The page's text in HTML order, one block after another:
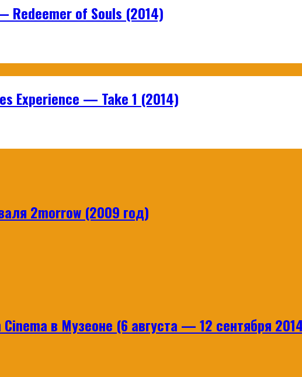
of Souls (2014)
Experience — Take 1 (2014)
2morrow (2009 год)
в Музеоне (6 августа — 12 сентября